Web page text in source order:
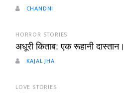
CHANDNI
HORROR STORIES
अधूरी किताब: एक रूहानी
KAJAL JHA
LOVE STORIES